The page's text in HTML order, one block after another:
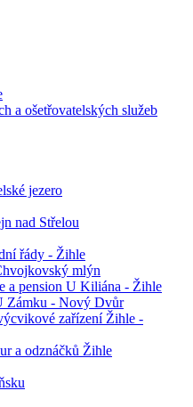
a ošetřovatelských služeb
jezero
nad Střelou
řády - Žihle
mlýn
a pension U Kiliána - Žihle
Zámku - Nový Dvůr
zařízení Žihle -
a odznáčků Žihle